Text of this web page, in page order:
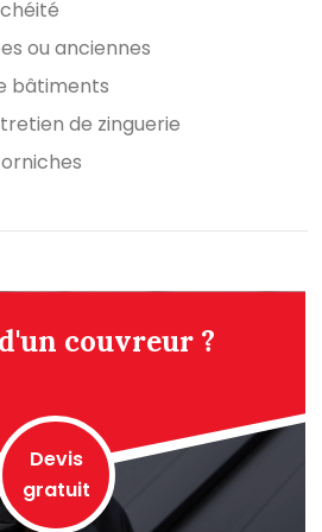
ou anciennes
bâtiments
de zinguerie
couvreur ?
Devis
gratuit